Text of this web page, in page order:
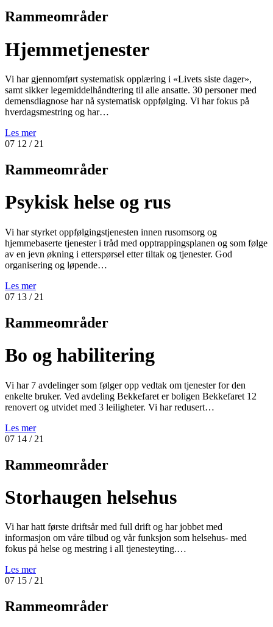
Rammeområder
Hjemmetjenester
Vi har gjennomført systematisk opplæring i «Livets siste dager»,
samt sikker legemiddelhåndtering til alle ansatte. 30 personer med
demensdiagnose har nå systematisk oppfølging. Vi har fokus på
hverdagsmestring og har…
Les mer
07 12 / 21
Rammeområder
Psykisk helse og rus
Vi har styrket oppfølgingstjenesten innen rusomsorg og
hjemmebaserte tjenester i tråd med opptrappingsplanen og som følge
av en jevn økning i etterspørsel etter tiltak og tjenester. God
organisering og løpende…
Les mer
07 13 / 21
Rammeområder
Bo og habilitering
Vi har 7 avdelinger som følger opp vedtak om tjenester for den
enkelte bruker. Ved avdeling Bekkefaret er boligen Bekkefaret 12
renovert og utvidet med 3 leiligheter. Vi har redusert…
Les mer
07 14 / 21
Rammeområder
Storhaugen helsehus
Vi har hatt første driftsår med full drift og har jobbet med
informasjon om våre tilbud og vår funksjon som helsehus- med
fokus på helse og mestring i all tjenesteyting.…
Les mer
07 15 / 21
Rammeområder